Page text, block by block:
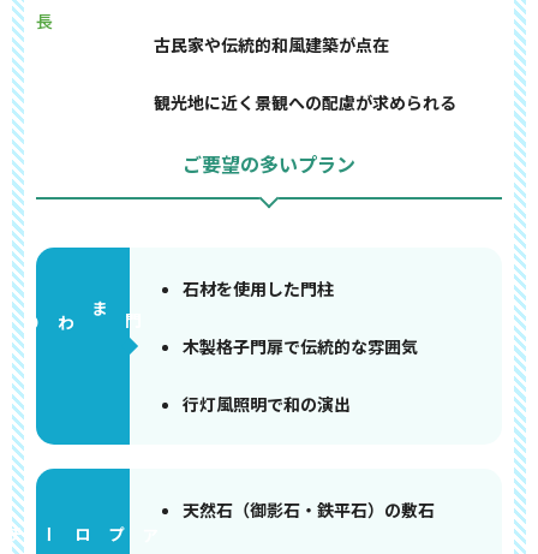
長
古民家や伝統的和風建築が点在
観光地に近く景観への配慮が求められる
ご要望の多いプラン
門まわり
石材を使用した門柱
木製格子門扉で伝統的な雰囲気
行灯風照明で和の演出
アプローチ
天然石（御影石・鉄平石）の敷石